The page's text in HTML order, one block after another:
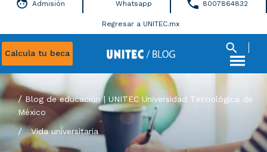
Calcula tu beca
Admisión Whatsapp 8007864832
Regresar a UNITEC.mx
Blog de educación | UNITEC Universidad Tecnológica de
México
/Vida universitaria